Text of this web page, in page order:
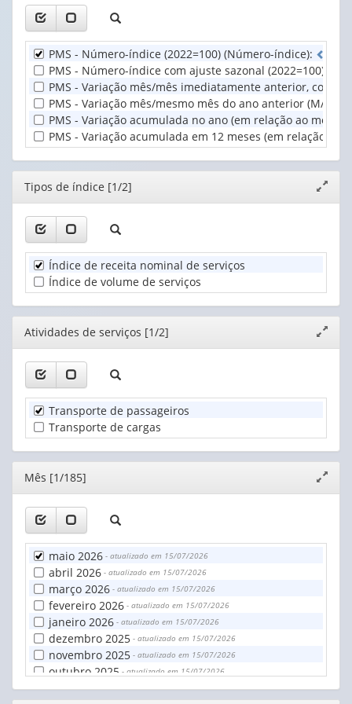
valor):
Unidade
Territorial
(1)
Atividades
de
serviços
(1)
PMS - Número-índice (2022=100) (Número-índice):
PMS - Número-índice com ajuste sazonal (2022=100)
PMS - Variação mês/mês imediatamente anterior, com
PMS - Variação mês/mesmo mês do ano anterior (M/M-
PMS - Variação acumulada no ano (em relação ao
PMS - Variação acumulada em 12 meses (em relação
Editor
janela
Tipos de índice [1/2]
Índice de receita nominal de serviços
Índice de volume de serviços
Editor
janela
Atividades de serviços [1/2]
Transporte de passageiros
Transporte de cargas
Editor
janela
Mês [1/185]
maio 2026 - atualizado em 15/07/2026
abril 2026 - atualizado em 15/07/2026
março 2026 - atualizado em 15/07/2026
fevereiro 2026 - atualizado em 15/07/2026
janeiro 2026 - atualizado em 15/07/2026
dezembro 2025 - atualizado em 15/07/2026
novembro 2025 - atualizado em 15/07/2026
outubro 2025 - atualizado em 15/07/2026
setembro 2025- atualizado em 15/07/2026